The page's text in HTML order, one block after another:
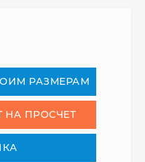
РАЗМЕРАМ
НА ПРОСЧЕТ